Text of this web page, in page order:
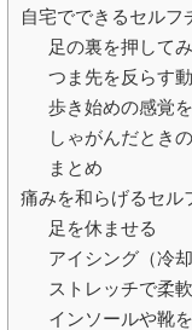
自宅でできるセルフ
足の裏を押して
つま先を反らす
歩き始めの感覚
しゃがんだとき
まとめ
痛みを和らげるセル
足を休ませる
アイシング（冷却
ストレッチで柔
インソールや靴